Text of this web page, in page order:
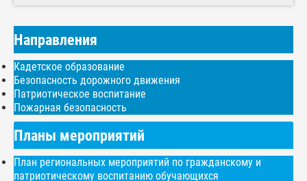
Направления
Кадетское образование
Безопасность дорожного движения
Патриотическое воспитание
Пожарная безопасность
Планы мероприятий
План региональных мероприятий по гражданскому и
патриотическому воспитанию обучающихся